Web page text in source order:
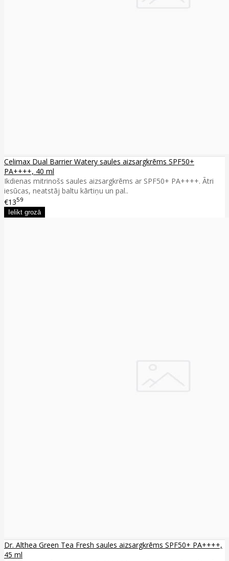
Celimax Dual Barrier Watery saules aizsargkrēms SPF50+
PA++++, 40 ml
Ikdienas mitrinošs saules aizsargkrēms ar SPF50+ PA++++. Ātri
iesūcas, neatstāj baltu kārtiņu un pal..
€1359
Dr. Althea Green Tea Fresh saules aizsargkrēms SPF50+ PA++++,
45 ml